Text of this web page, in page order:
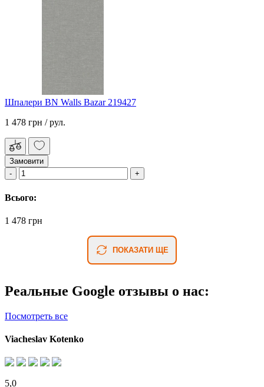
Шпалери BN Walls Bazar 219427
1 478 грн / рул.
Замовити
Всього:
1 478 грн
ПОКАЗАТИ ЩЕ
Реальные Google отзывы о нас:
Посмотреть все
Viacheslav Kotenko
5,0